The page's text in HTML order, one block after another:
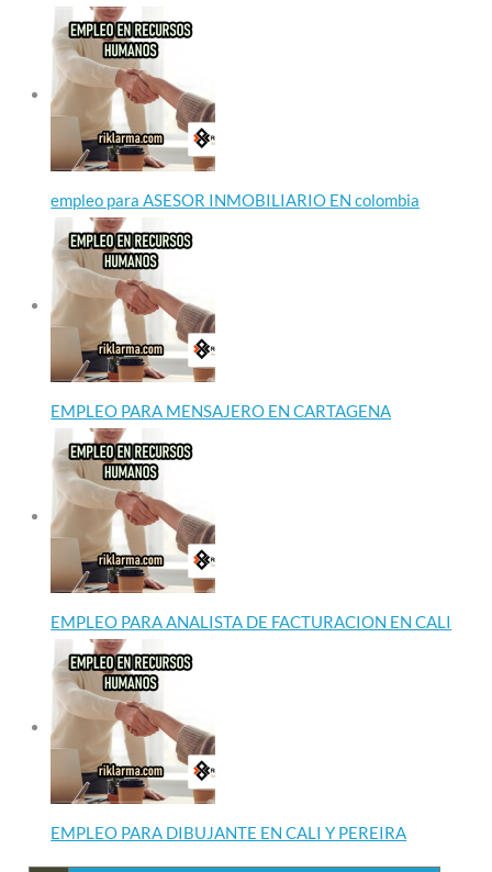
empleo para ASESOR INMOBILIARIO EN colombia
EMPLEO PARA MENSAJERO EN CARTAGENA
EMPLEO PARA ANALISTA DE FACTURACION EN CALI
EMPLEO PARA DIBUJANTE EN CALI Y PEREIRA